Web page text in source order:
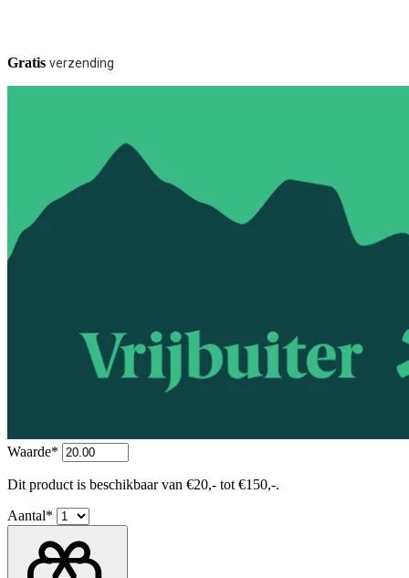
Gratis verzending
Waarde*
Dit product is beschikbaar van €20,- tot €150,-.
Aantal*